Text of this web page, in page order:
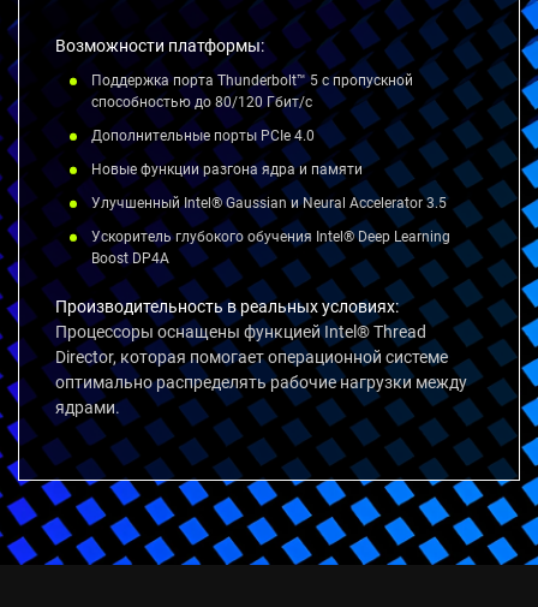
Возможности платформы:
Поддержка порта Thunderbolt™ 5 с пропускной
способностью до 80/120 Гбит/с
Дополнительные порты PCIe 4.0
Новые функции разгона ядра и памяти
Улучшенный Intel® Gaussian и Neural Accelerator 3.5
Ускоритель глубокого обучения Intel® Deep Learning
Boost DP4A
Производительность в реальных условиях:
Процессоры оснащены функцией Intel® Thread
Director, которая помогает операционной системе
оптимально распределять рабочие нагрузки между
ядрами.